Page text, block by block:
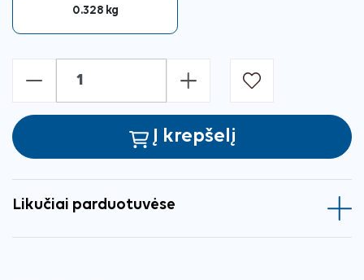
0.328 kg
- +
Į krepšelį
Likučiai parduotuvėse